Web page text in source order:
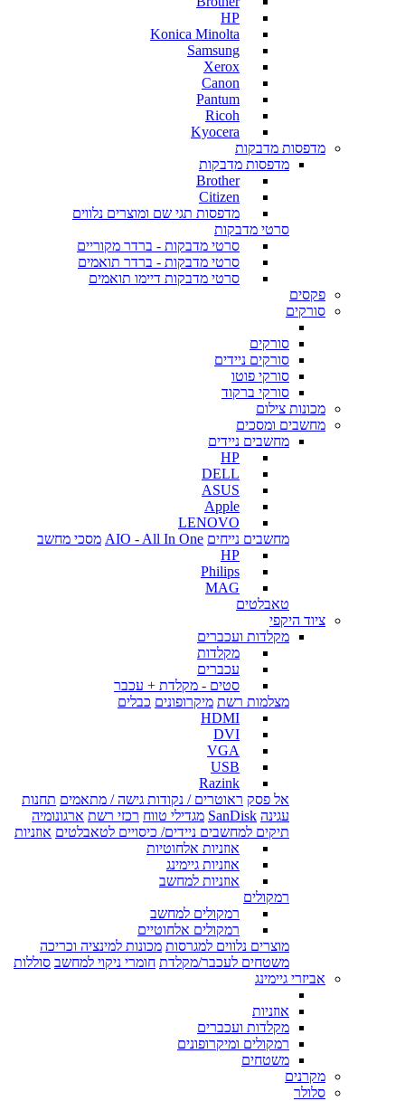
HP
Konica Minolta
Samsung
Xerox
Canon
Pantum
Ricoh
Kyocera
מדפסות מדבקות
מדפסות מדבקות
Brother
Citizen
מדפסות תגי שם ומוצרים נלווים
סרטי מדבקות
סרטי מדבקות - ברדר מקוריים
סרטי מדבקות - ברדר תואמים
סרטי מדבקות דיימו תואמים
פקסים
סורקים
סורקים
סורקים ניידים
סורקי פוטו
סורקי ברקוד
מכונות צילום
מחשבים ומסכים
מחשבים ניידים
HP
DELL
ASUS
Apple
LENOVO
מחשבים נייחים AIO - All In One מסכי מחשב
HP
Philips
MAG
טאבלטים
ציוד היקפי
מקלדות ועכברים
מקלדות
עכברים
סטים - מקלדת + עכבר
מצלמות רשת מיקרופונים כבלים
HDMI
DVI
VGA
USB
Razink
אל פסק ראוטרים / נקודות גישה / מתאמים תחנות
עגינה SanDisk מגדילי טווח רכזי רשת ארגונומיה
תיקים למחשבים ניידים/ כיסויים לטאבלטים אוזניות
אוזניות אלחוטיות
אוזניות גיימינג
אוזניות למחשב
רמקולים
רמקולים למחשב
רמקולים אלחוטיים
מוצרים נלווים למגרסות מכונות למינציה וכריכה
משטחים לעכבר/מקלדת חומרי ניקוי למחשב סוללות
אביזרי גיימינג
אוזניות
מקלדות ועכברים
רמקולים ומיקרופונים
משטחים
מקרנים
סלולר